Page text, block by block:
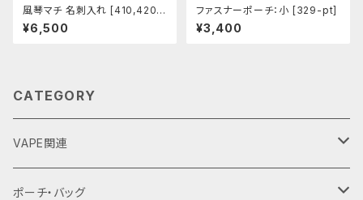
風琴マチ 名刺入れ [410,420-
421]
¥6,500
ファスナーポーチ：小 [329-pt]
¥3,400
CATEGORY
VAPE関連
バッテリーケース
ポーチ・バッグ